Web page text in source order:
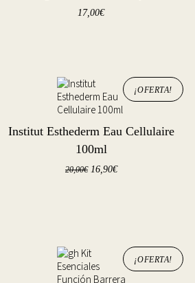
17,00€
¡OFERTA!
Institut Esthederm Eau Cellulaire
100ml
20,00€ 16,90€
¡OFERTA!